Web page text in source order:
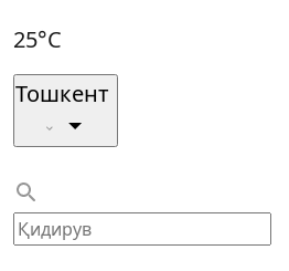
25°C
Тошкент